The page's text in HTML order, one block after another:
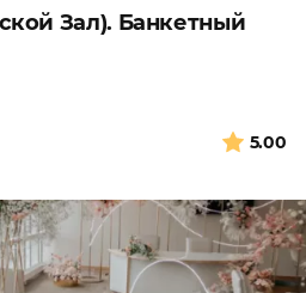
Зал). Банкетный
5.00